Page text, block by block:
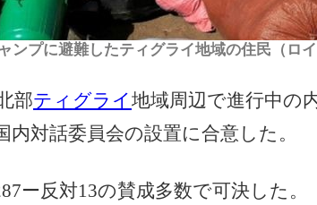
ンプに避難したティグライ地域の住民（ロイ
部ティグライ地域周辺で進行中の
対話委員会の設置に合意した。
ー反対13の賛成多数で可決した。